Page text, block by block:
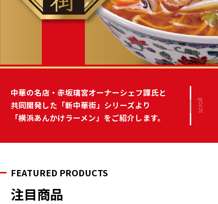
scroll
中華の名店‧⾚坂璃宮オーナーシェフ譚⽒と
共同開発した「新中華街」シリーズより
「横浜あんかけラーメン」をご紹介します。
FEATURED PRODUCTS
注目商品